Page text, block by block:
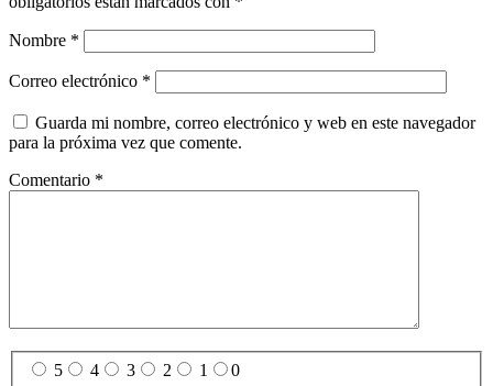
Nombre *
Correo electrónico *
Guarda mi nombre, correo electrónico y web en este navegador
para la próxima vez que comente.
Comentario *
5 4 3 2 1
0